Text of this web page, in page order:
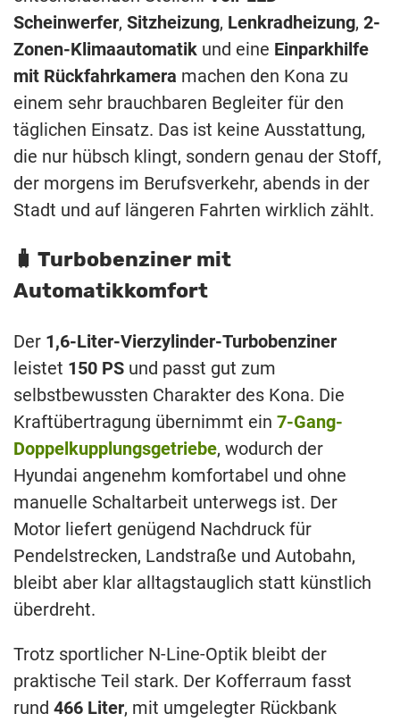
Scheinwerfer, Sitzheizung, Lenkradheizung, 2-
Zonen-Klimaautomatik und eine Einparkhilfe
mit Rückfahrkamera machen den Kona zu
einem sehr brauchbaren Begleiter für den
täglichen Einsatz. Das ist keine Ausstattung,
die nur hübsch klingt, sondern genau der Stoff,
der morgens im Berufsverkehr, abends in der
Stadt und auf längeren Fahrten wirklich zählt.
🧳 Turbobenziner mit
Automatikkomfort
Der 1,6-Liter-Vierzylinder-Turbobenziner
leistet 150 PS und passt gut zum
selbstbewussten Charakter des Kona. Die
Kraftübertragung übernimmt ein 7-Gang-
Doppelkupplungsgetriebe, wodurch der
Hyundai angenehm komfortabel und ohne
manuelle Schaltarbeit unterwegs ist. Der
Motor liefert genügend Nachdruck für
Pendelstrecken, Landstraße und Autobahn,
bleibt aber klar alltagstauglich statt künstlich
überdreht.
Trotz sportlicher N-Line-Optik bleibt der
praktische Teil stark. Der Kofferraum fasst
rund 466 Liter, mit umgelegter Rückbank